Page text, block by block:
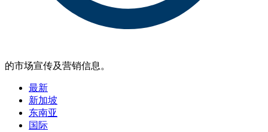
的市场宣传及营销信息。
最新
新加坡
东南亚
国际